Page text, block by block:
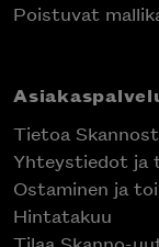
Poistuvat
Tietoa
Yhteystiedot ja
Ostaminen ja
Hintatakuu